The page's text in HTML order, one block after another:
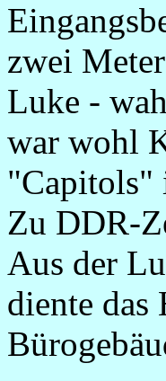
zwei
Luke -
war wohl
"Capitols"
Zu DDR-
Aus der
diente das